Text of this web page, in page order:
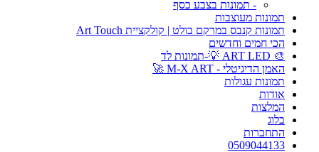
- תמונות בצבע כסף
תמונות מעוצבות
תמונות קנבס במרקם בולט | קולקציית Art Touch
הכי חמים וחדשים
🎨 ART LED 💡-תמונות לד
האמן הדיגיטלי - M-X ART 🚀
תמונות עגולות
אודות
המלצות
בלוג
התחברות
0509044133